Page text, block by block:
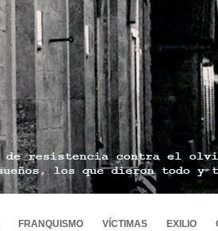
FRANQUISMO VÍCTIMAS EXILIO